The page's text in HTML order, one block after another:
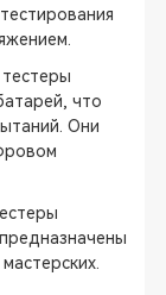
что
Они